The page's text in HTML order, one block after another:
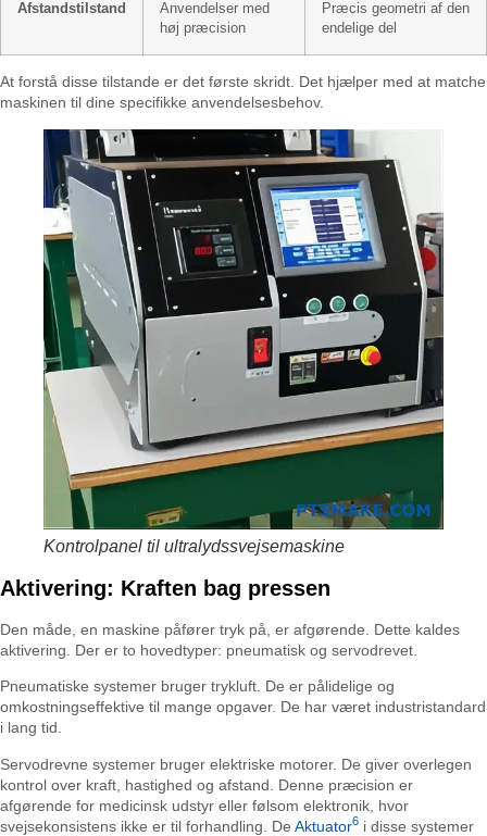
Afstandstilstand
Anvendelser med
høj præcision
Præcis geometri af den
endelige del
At forstå disse tilstande er det første skridt. Det hjælper med at matche
maskinen til dine specifikke anvendelsesbehov.
Kontrolpanel til ultralydssvejsemaskine
Aktivering: Kraften bag pressen
Den måde, en maskine påfører tryk på, er afgørende. Dette kaldes
aktivering. Der er to hovedtyper: pneumatisk og servodrevet.
Pneumatiske systemer bruger trykluft. De er pålidelige og
omkostningseffektive til mange opgaver. De har været industristandard
i lang tid.
Servodrevne systemer bruger elektriske motorer. De giver overlegen
kontrol over kraft, hastighed og afstand. Denne præcision er
afgørende for medicinsk udstyr eller følsom elektronik, hvor
svejsekonsistens ikke er til forhandling. De Aktuator6 i disse systemer